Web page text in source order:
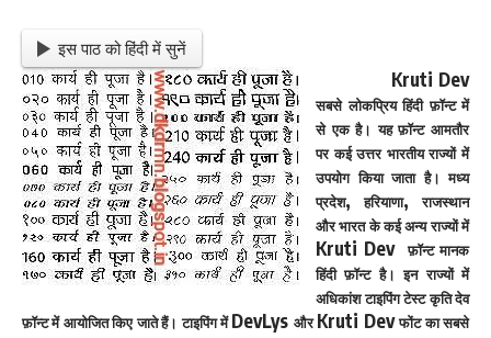
इस पाठ को हिंदी में सुनें
Kruti Dev
सबसे लोकप्रिय हिंदी फ़ॉन्ट में
से एक है। यह फ़ॉन्ट आमतौर
पर कई उत्तर भारतीय राज्यों में
उपयोग किया जाता है। मध्य
प्रदेश,हरियाणा,राजस्थान
और भारत के कई अन्य राज्यों में
Kruti Dev
फ़ॉन्ट मानक
हिंदी फ़ॉन्ट है। इन राज्यों में
अधिकांश टाइपिंग टेस्ट कृति देव
फ़ॉन्ट में आयोजित किए जाते हैं। टाइपिंग में DevLys और Kruti Devफोंट का सबसे